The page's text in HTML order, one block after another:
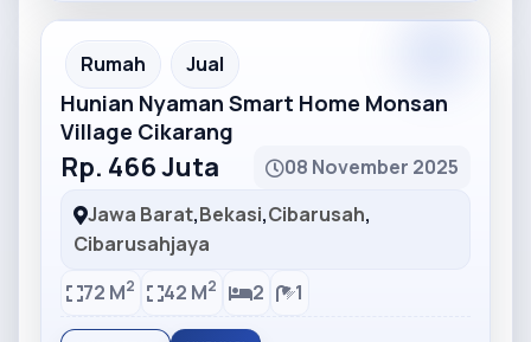
Partner Ad
Rumah Jual
Hunian Nyaman Smart Home Monsan
Village Cikarang
Rp. 466 Juta
08 November 2025
Jawa Barat,Bekasi,Cibarusah,
Cibarusahjaya
72 M2 42 M2 2 1